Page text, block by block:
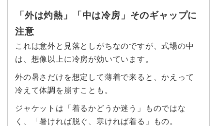
「外は灼熱」「中は冷房」そのギャップに
注意
これは意外と見落としがちなのですが、式場の中
は、想像以上に冷房が効いています。
外の暑さだけを想定して薄着で来ると、かえって
冷えて体調を崩すことも。
ジャケットは「着るかどうか迷う」ものではな
く、「暑ければ脱ぐ、寒ければ着る」もの。